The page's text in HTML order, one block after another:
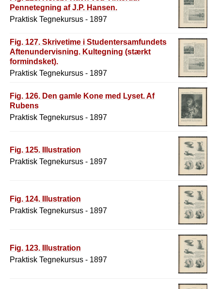
Pennetegning af J.P. Hansen.
Praktisk Tegnekursus - 1897
Fig. 127. Skrivetime i Studentersamfundets
Aftenundervisning. Kultegning (stærkt
formindsket).
Praktisk Tegnekursus - 1897
Fig. 126. Den gamle Kone med Lyset. Af
Rubens
Praktisk Tegnekursus - 1897
Fig. 125. Illustration
Praktisk Tegnekursus - 1897
Fig. 124. Illustration
Praktisk Tegnekursus - 1897
Fig. 123. Illustration
Praktisk Tegnekursus - 1897